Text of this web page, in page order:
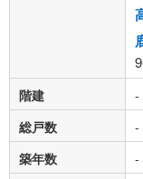
階建
-
総戸数
-
築年数
-